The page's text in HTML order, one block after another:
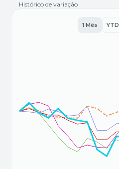
Histórico de variação
1 Mês YTD